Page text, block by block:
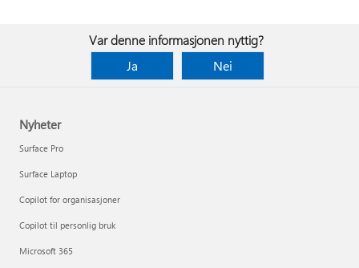
Var denne informasjonen nyttig?
Ja
Nei
Nyheter
Surface Pro
Surface Laptop
Copilot for organisasjoner
Copilot til personlig bruk
Microsoft 365